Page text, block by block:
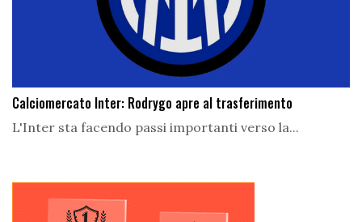
Calciomercato Inter: Rodrygo apre al trasferimento
L'Inter sta facendo passi importanti verso la...